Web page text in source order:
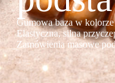
Gumowa baza w
Elastyczna, silna
Zamówienia masowe